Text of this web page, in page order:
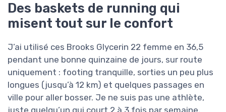
Des baskets de running qui
misent tout sur le confort
J’ai utilisé ces Brooks Glycerin 22 femme en 36,5
pendant une bonne quinzaine de jours, sur route
uniquement : footing tranquille, sorties un peu plus
longues (jusqu’à 12 km) et quelques passages en
ville pour aller bosser. Je ne suis pas une athlète,